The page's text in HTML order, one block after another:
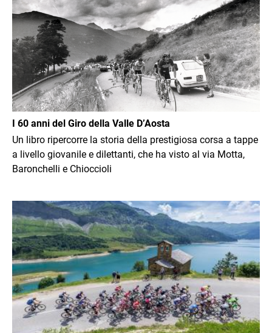
I 60 anni del Giro della Valle D’Aosta
Un libro ripercorre la storia della prestigiosa corsa a tappe
a livello giovanile e dilettanti, che ha visto al via Motta,
Baronchelli e Chioccioli
Immagine